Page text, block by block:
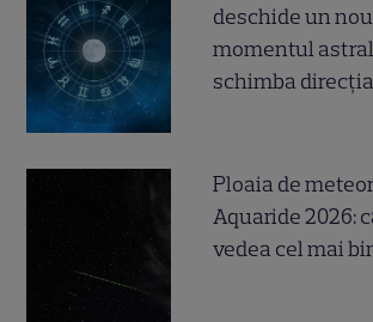
deschide un
momentul
schimba
Ploaia de
Aquaride 2026:
vedea cel mai